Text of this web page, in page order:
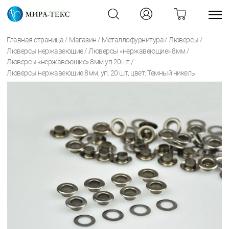
Главная страница / Магазин / Металлофурнитура / Люверсы /
Люверсы нержавеющие / Люверсы «нержавеющие» 8мм /
Люверсы «нержавеющие» 8мм уп.20шт /
Люверсы нержавеющие 8мм, уп. 20 шт, цвет: Темный никель